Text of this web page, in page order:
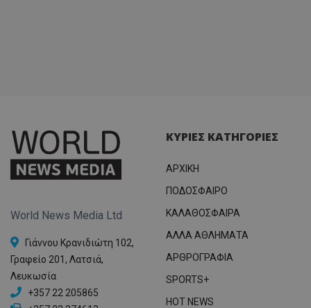
World News Media Ltd
Γιάννου Κρανιδιώτη 102,
Γραφείο 201, Λατσιά,
Λευκωσία
+357 22 205865
ΚΥΡΙΕΣ ΚΑΤΗΓΟΡΙΕΣ
ΑΡΧΙΚΗ
ΠΟΔΟΣΦΑΙΡΟ
ΚΑΛΑΘΟΣΦΑΙΡΑ
ΑΛΛΑ ΑΘΛΗΜΑΤΑ
ΑΡΘΡΟΓΡΑΦΙΑ
SPORTS+
HOT NEWS